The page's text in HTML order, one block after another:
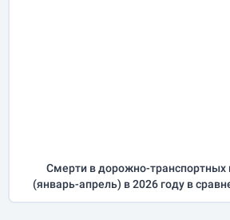
Смерти в дорожно-транспортных
(январь-апрель) в 2026 году в